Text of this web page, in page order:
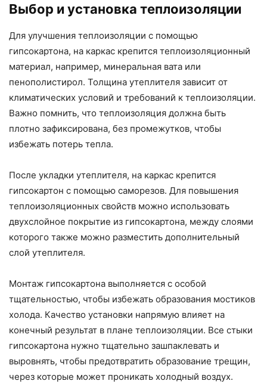
Выбор и установка теплоизоляции
Для улучшения теплоизоляции с помощью
гипсокартона, на каркас крепится теплоизоляционный
материал, например, минеральная вата или
пенополистирол. Толщина утеплителя зависит от
климатических условий и требований к теплоизоляции.
Важно помнить, что теплоизоляция должна быть
плотно зафиксирована, без промежутков, чтобы
избежать потерь тепла.
После укладки утеплителя, на каркас крепится
гипсокартон с помощью саморезов. Для повышения
теплоизоляционных свойств можно использовать
двухслойное покрытие из гипсокартона, между слоями
которого также можно разместить дополнительный
слой утеплителя.
Монтаж гипсокартона выполняется с особой
тщательностью, чтобы избежать образования мостиков
холода. Качество установки напрямую влияет на
конечный результат в плане теплоизоляции. Все стыки
гипсокартона нужно тщательно зашпаклевать и
выровнять, чтобы предотвратить образование трещин,
через которые может проникать холодный воздух.